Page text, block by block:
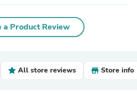
a Product Review
All store reviews Store info